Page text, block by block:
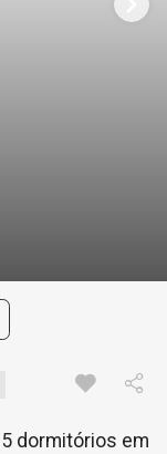
dormitórios em